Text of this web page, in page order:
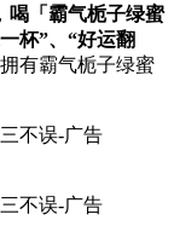
喝「霸气栀子绿蜜
杯”、“好运翻
有霸气栀子绿蜜